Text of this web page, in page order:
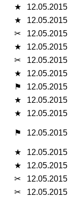
★
12.05.2015
★
12.05.2015
✂
12.05.2015
★
12.05.2015
✂
12.05.2015
★
12.05.2015
⚑
12.05.2015
★
12.05.2015
★
12.05.2015
⚑ 12.05.2015
★
12.05.2015
★
12.05.2015
✂
12.05.2015
✂
12.05.2015